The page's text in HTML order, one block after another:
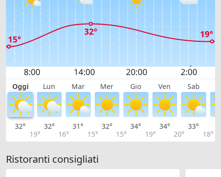
Oggi Lun Mar Mer Gio Ven Sab
32°
19°
32°
16°
31°
15°
32°
15°
34°
19°
34°
20°
33°
18°
Ristoranti consigliati